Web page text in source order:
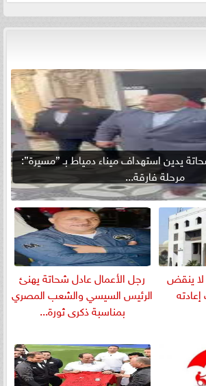
يدين استهداف ميناء دمياط بـ ”مسيرة”:
مرحلة فارقة...
لا ينقض
رجل الأعمال عادل شحاتة يهنئ
الرئيس السيسي والشعب المصري
بمناسبة ذكرى ثورة...